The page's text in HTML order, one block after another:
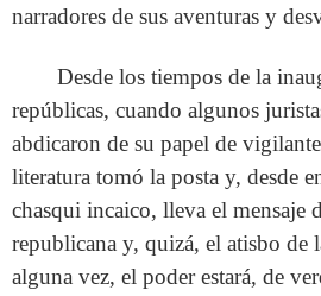
narradores de sus aventuras y
Desde los tiempos de la
repúblicas, cuando algunos
abdicaron de su papel de
literatura tomó la posta y, desde
chasqui incaico, lleva el mensaje
republicana y, quizá, el atisbo de
alguna vez, el poder estará, de